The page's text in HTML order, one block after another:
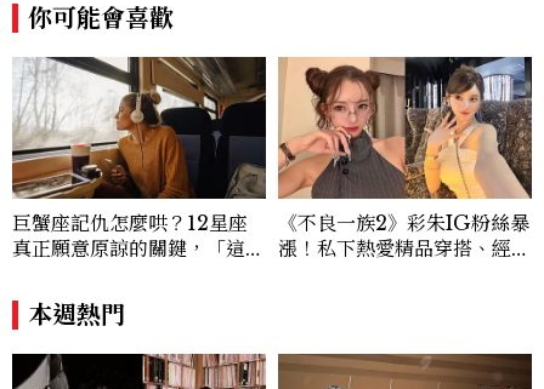
你可能會喜歡
巨蟹座記仇怎麼哄？12星座
真正願意原諒的關鍵，「這星
怎麼做
《不良一族2》彩朱IG粉絲暴
漲！私下熱愛精品穿搭、經營
本週熱門